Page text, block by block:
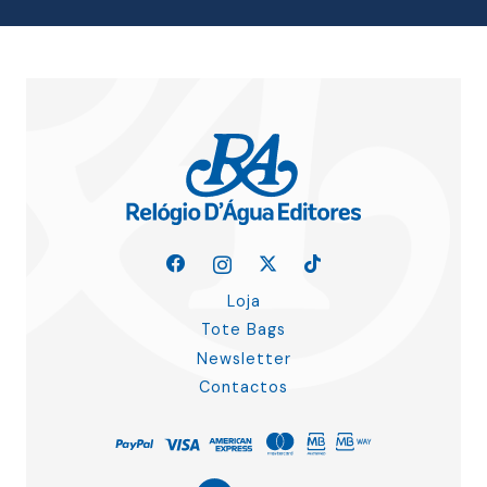
Loja
Tote Bags
Newsletter
Contactos